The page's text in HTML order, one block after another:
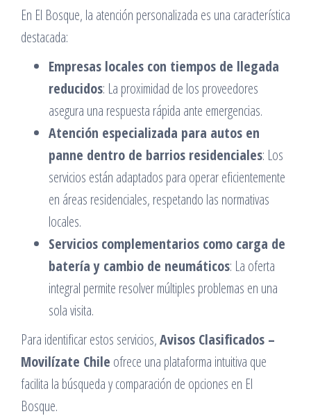
En El Bosque, la atención personalizada es una característica
destacada:​
Empresas locales con tiempos de llegada
reducidos: La proximidad de los proveedores
asegura una respuesta rápida ante emergencias.​
Atención especializada para autos en
panne dentro de barrios residenciales: Los
servicios están adaptados para operar eficientemente
en áreas residenciales, respetando las normativas
locales.​
Servicios complementarios como carga de
batería y cambio de neumáticos: La oferta
integral permite resolver múltiples problemas en una
sola visita.​
Para identificar estos servicios,Avisos Clasificados –
Movilízate Chile ofrece una plataforma intuitiva que
facilita la búsqueda y comparación de opciones en El
Bosque.​